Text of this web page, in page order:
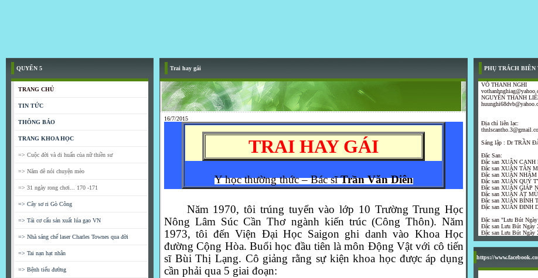
QUYỂN 5
TRANG CHỦ
TIN TỨC
THÔNG BÁO
TRANG KHOA HỌC
=> Cuộc đời và di huấn của nữ thiền sư
=> Năm dê nói chuyện mèo
=> 31 ngày rong chơi... 170 -171
=> Cây sơ ri Gò Công
=> Tái cơ cấu sản xuất lúa gạo VN
=> Nhà sáng chế laser Charles Townes qua đời
=> Tai nạn hạt nhân
=> Bệnh tiểu đường
Trai hay gái
16/7/2015
TRAI HAY GÁI
Y học thường thức – Bác sĩTrần Văn Diên
Năm 1970, tôi trúng tuyển vào lớp 10 Trường Trung Học
Nông Lâm Súc Cần Thơ ngành kiến trúc (Công Thôn). Năm
1973, tôi đến Viện Đại Học Saigon ghi danh vào Khoa Học
đường Cộng Hòa. Buổi học đầu tiên là môn Động Vật với cô tiến
sĩ Bùi Thị Lạng. Cô giảng rằng sự kiện khoa học được áp dụng
cần phải qua 5 giai đoạn:
PHỤ TRÁCH BIÊN
VÕ THANH NGHI
NGUYỄN THANH
Địa chỉ liên lạc:
Sáng lập : Dr TRẦN
Đặc San:
Đặc san XUÂN CANH
Đặc san XUÂN TÂN
Đặc san XUÂN NHÂM
Đặc san XUÂN QUÝ
Đặc san XUÂN GIÁP
Đặc san XUÂN ẤT
Đặc san XUÂN BÍNH
Đặc san XUÂN ĐINH
Đặc san "Lưu Bút
Đặc san Lưu Bút Ngày
Đặc san Lưu Bút Ngày
https://